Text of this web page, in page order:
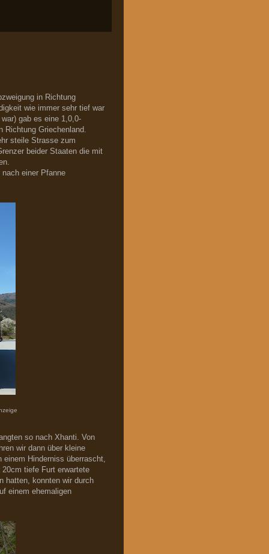
in Richtung
wie immer sehr tief war
gab es eine 1,0,0-
Richtung Griechenland.
steile Strasse zum
beider Staaten die mit
einer Pfanne
so nach Xhanti. Von
wir dann über kleine
Hinderniss überrascht,
tiefe Furt erwartete
hatten, konnten wir durch
einem ehemaligen